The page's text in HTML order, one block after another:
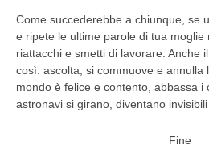
Come succederebbe a chiunque, se
e ripete le ultime parole di tua moglie
riattacchi e smetti di lavorare. Anche
così: ascolta, si commuove e annulla
mondo è felice e contento, abbassa i
astronavi si girano, diventano invisibili
Fine